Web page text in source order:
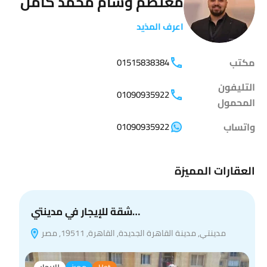
اعرف المذيد
مكتب 01515838384
التليفون
المحمول
01090935922
واتساب 01090935922
العقارات المميزة
شقة للإيجار في مدينتي…
مدينتي, مدينة القاهرة الجديدة, القاهرة, 19511, مصر